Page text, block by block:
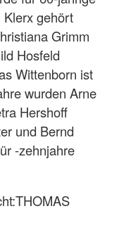
Klerx gehört
Grimm
Hosfeld
Wittenborn ist
wurden Arne
Hershoff
und Bernd
-zehnjahre